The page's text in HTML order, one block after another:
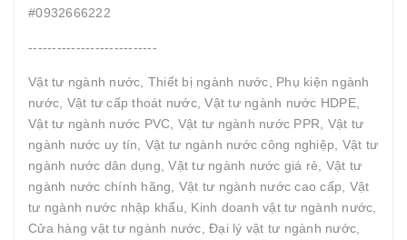
#0932666222
---------------------------
Vật tư ngành nước, Thiết bị ngành nước, Phụ kiện ngành
nước, Vật tư cấp thoát nước, Vật tư ngành nước HDPE,
Vật tư ngành nước PVC, Vật tư ngành nước PPR, Vật tư
ngành nước uy tín, Vật tư ngành nước công nghiệp, Vật tư
ngành nước dân dụng, Vật tư ngành nước giá rẻ, Vật tư
ngành nước chính hãng, Vật tư ngành nước cao cấp, Vật
tư ngành nước nhập khẩu, Kinh doanh vật tư ngành nước,
Cửa hàng vật tư ngành nước, Đại lý vật tư ngành nước,